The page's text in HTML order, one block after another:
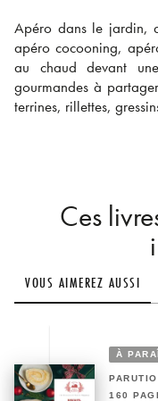
Apéro dans le jardin,
apéro cocooning,
au chaud devant
gourmandes à
terrines, rillettes,
Ces
VOUS AIMEREZ AUSSI
À
160